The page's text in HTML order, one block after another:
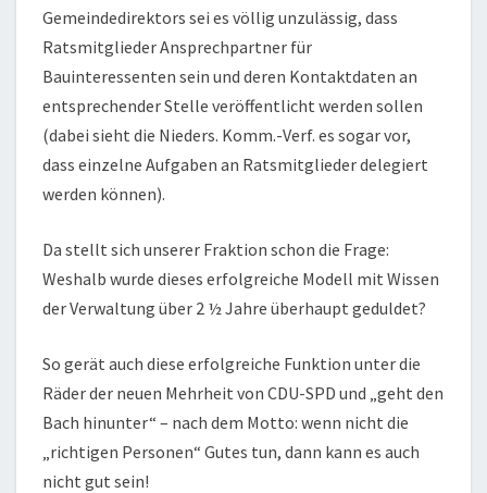
Gemeindedirektors sei es völlig unzulässig, dass
Ratsmitglieder Ansprechpartner für
Bauinteressenten sein und deren Kontaktdaten an
entsprechender Stelle veröffentlicht werden sollen
(dabei sieht die Nieders. Komm.-Verf. es sogar vor,
dass einzelne Aufgaben an Ratsmitglieder delegiert
werden können).
Da stellt sich unserer Fraktion schon die Frage:
Weshalb wurde dieses erfolgreiche Modell mit Wissen
der Verwaltung über 2 ½ Jahre überhaupt geduldet?
So gerät auch diese erfolgreiche Funktion unter die
Räder der neuen Mehrheit von CDU-SPD und „geht den
Bach hinunter“ – nach dem Motto: wenn nicht die
„richtigen Personen“ Gutes tun, dann kann es auch
nicht gut sein!